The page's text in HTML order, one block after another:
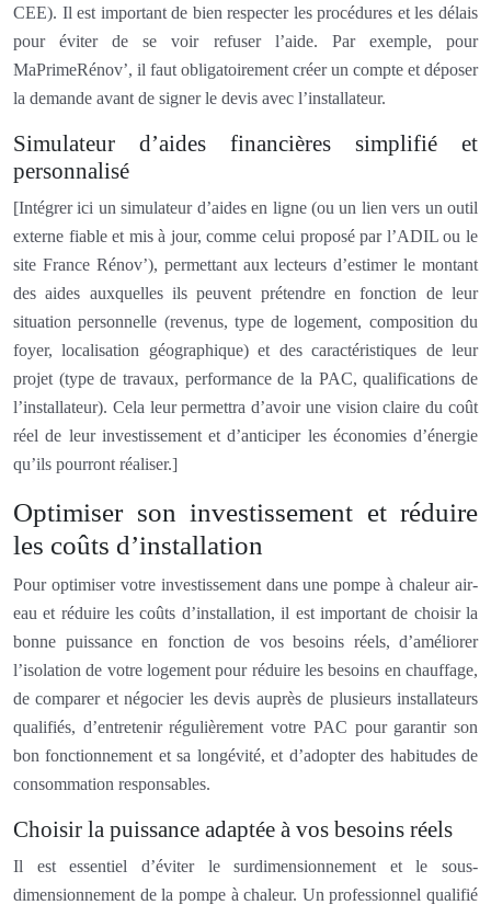
CEE). Il est important de bien respecter les procédures et les délais
pour éviter de se voir refuser l’aide. Par exemple, pour
MaPrimeRénov’, il faut obligatoirement créer un compte et déposer
la demande avant de signer le devis avec l’installateur.
Simulateur d’aides financières simplifié et
personnalisé
[Intégrer ici un simulateur d’aides en ligne (ou un lien vers un outil
externe fiable et mis à jour, comme celui proposé par l’ADIL ou le
site France Rénov’), permettant aux lecteurs d’estimer le montant
des aides auxquelles ils peuvent prétendre en fonction de leur
situation personnelle (revenus, type de logement, composition du
foyer, localisation géographique) et des caractéristiques de leur
projet (type de travaux, performance de la PAC, qualifications de
l’installateur). Cela leur permettra d’avoir une vision claire du coût
réel de leur investissement et d’anticiper les économies d’énergie
qu’ils pourront réaliser.]
Optimiser son investissement et réduire
les coûts d’installation
Pour optimiser votre investissement dans une pompe à chaleur air-
eau et réduire les coûts d’installation, il est important de choisir la
bonne puissance en fonction de vos besoins réels, d’améliorer
l’isolation de votre logement pour réduire les besoins en chauffage,
de comparer et négocier les devis auprès de plusieurs installateurs
qualifiés, d’entretenir régulièrement votre PAC pour garantir son
bon fonctionnement et sa longévité, et d’adopter des habitudes de
consommation responsables.
Choisir la puissance adaptée à vos besoins réels
Il est essentiel d’éviter le surdimensionnement et le sous-
dimensionnement de la pompe à chaleur. Un professionnel qualifié